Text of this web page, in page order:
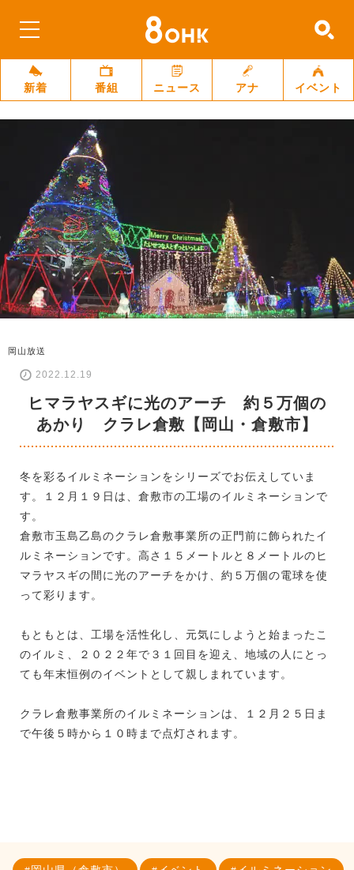
新着 番組 ニュース アナ イベント
岡山放送
2022.12.19
ヒマラヤスギに光のアーチ 約５万個の
あかり クラレ倉敷【岡山・倉敷市】
冬を彩るイルミネーションをシリーズでお伝えしていま
す。１２月１９日は、倉敷市の工場のイルミネーションで
す。
倉敷市玉島乙島のクラレ倉敷事業所の正門前に飾られたイ
ルミネーションです。高さ１５メートルと８メートルのヒ
マラヤスギの間に光のアーチをかけ、約５万個の電球を使
って彩ります。
もともとは、工場を活性化し、元気にしようと始まったこ
のイルミ、２０２２年で３１回目を迎え、地域の人にとっ
ても年末恒例のイベントとして親しまれています。
クラレ倉敷事業所のイルミネーションは、１２月２５日ま
で午後５時から１０時まで点灯されます。